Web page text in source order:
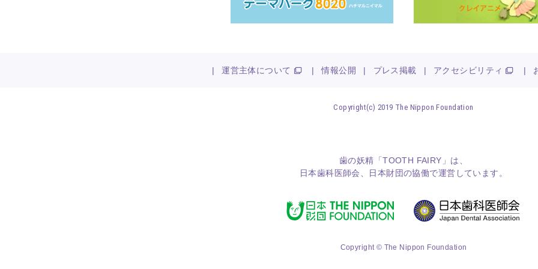
| 運営主体について | 情報公開 | プレス掲載 | アクセシビリティ |
Copyright(c) 2019 The Nippon Foundation
歯の妖精「TOOTH FAIRY」は、
日本歯科医師会
日本財団の協働で運営しています。
Copyright © The Nippon Foundation